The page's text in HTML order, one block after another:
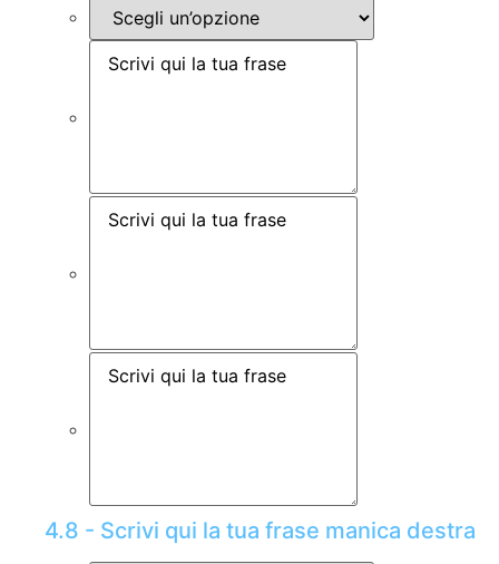
4.8 - Scrivi qui la tua frase manica destra